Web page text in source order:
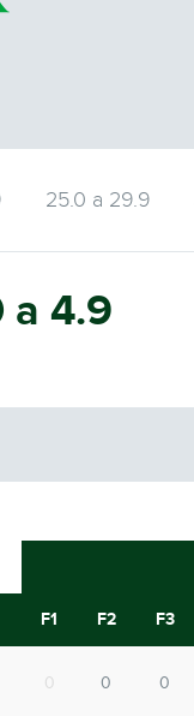
25.0 a 29.9
a 4.9
F1 F2 F3
0 0 0